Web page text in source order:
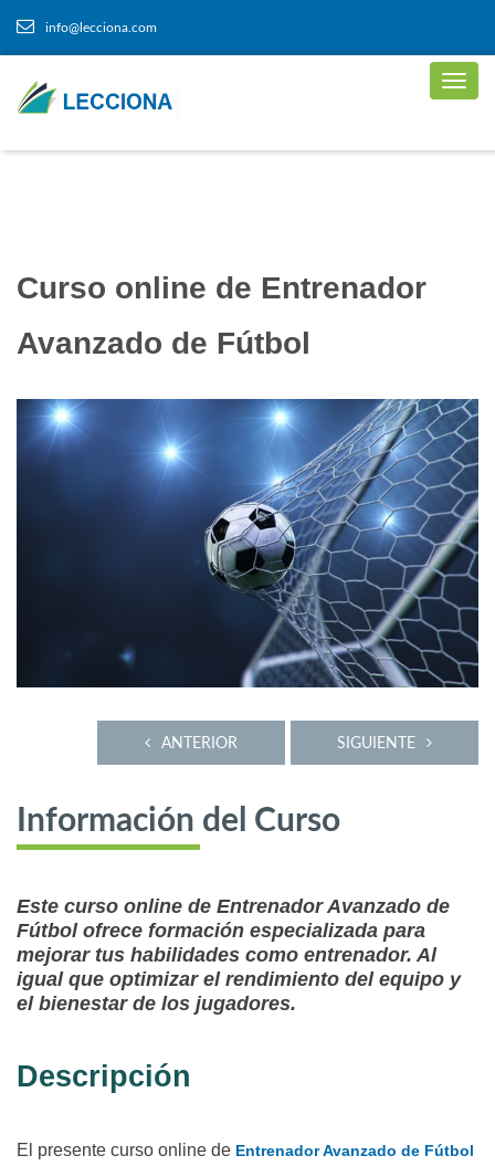
info@lecciona.com
Curso online de Entrenador
Avanzado de Fútbol
SIGUIENTE
ANTERIOR
Información del Curso
Este curso online de Entrenador Avanzado de
Fútbol ofrece formación especializada para
mejorar tus habilidades como entrenador. Al
igual que optimizar el rendimiento del equipo y
el bienestar de los jugadores.
Descripción
El presente curso online de Entrenador Avanzado de Fútbol